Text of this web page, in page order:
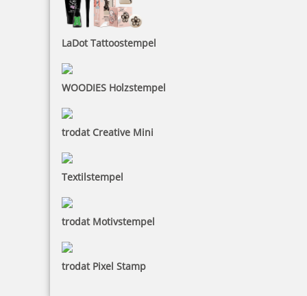
LaDot Tattoostempel
WOODIES Holzstempel
trodat Creative Mini
Textilstempel
trodat Motivstempel
trodat Pixel Stamp